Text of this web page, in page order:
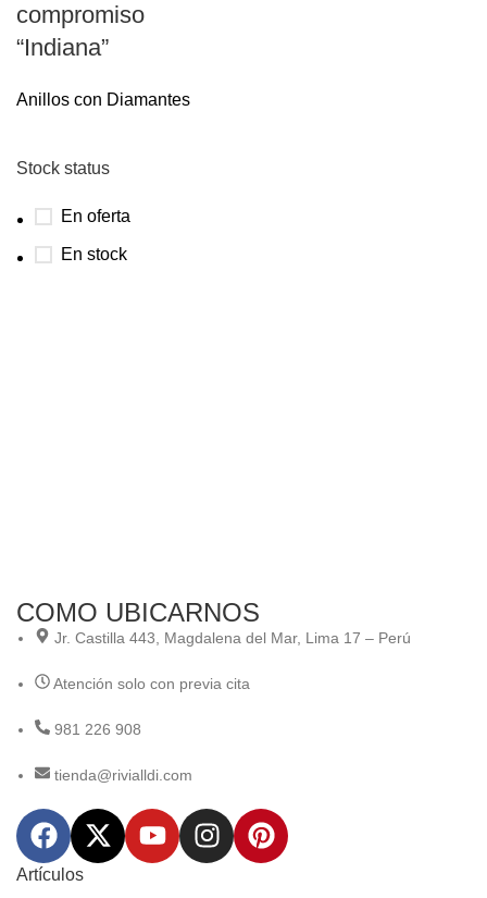
Stock status
En oferta
En stock
compromiso
“Indiana”
Anillos con Diamantes
COMO UBICARNOS
Jr. Castilla 443, Magdalena del Mar, Lima 17 – Perú
Atención solo con previa cita
981 226 908
tienda@rivialldi.com
Artículos